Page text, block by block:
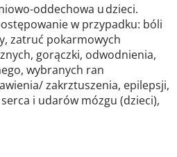
oddechowa u dzieci.
w przypadku: bóli
zatruć pokarmowych
gorączki, odwodnienia,
wybranych ran
zakrztuszenia, epilepsji,
i udarów mózgu (dzieci),